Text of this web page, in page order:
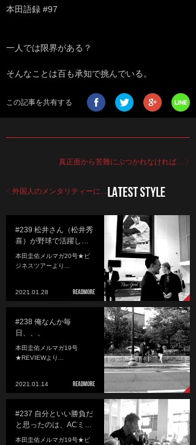
本田語録 #97
一人では限界がある？
そんなことは百も承知で挑んでいる。
この記事を共有する
真正面から苦難にぶつかれなければ…
外国人のメンタリティーに…
#239 松井さん（松井秀
喜）が野球で活躍し…
本田圭佑メルマガ20号★ビ
ジネスツアーより...
2021.01.28
#238 俺なんか毎
日、、、
本田圭佑メルマガ19号
★REVIEWより...
2021.01.14
#237 自分といい勝負だ
と思ったのは、ACミ…
本田圭佑メルマガ19号★ビ